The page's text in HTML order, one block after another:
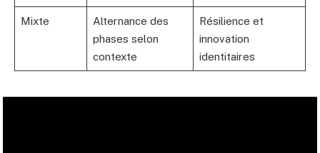
Mixte
Alternance des
phases selon
contexte
Résilience et
innovation
identitaires